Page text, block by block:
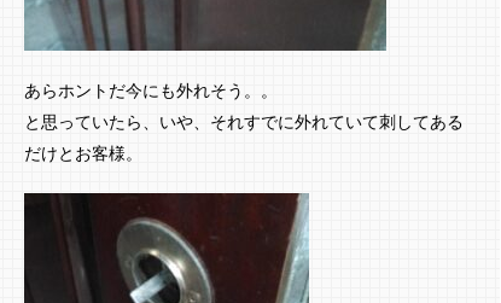
あらホントだ今にも外れそう。。
と思っていたら、いや、それすでに外れていて刺してある
だけとお客様。